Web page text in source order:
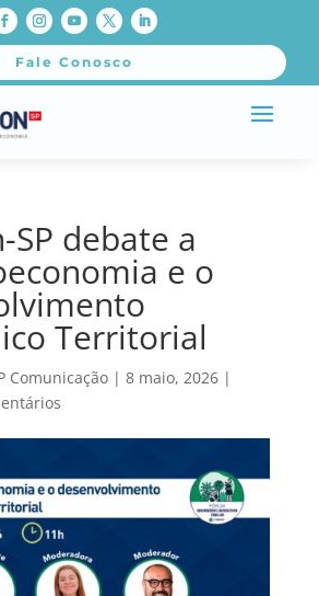
Fale Conosco
SP debate a
e o
Territorial
Comunicação| 8 maio, 2026|